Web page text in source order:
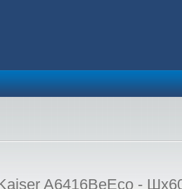
A6416BeEco -